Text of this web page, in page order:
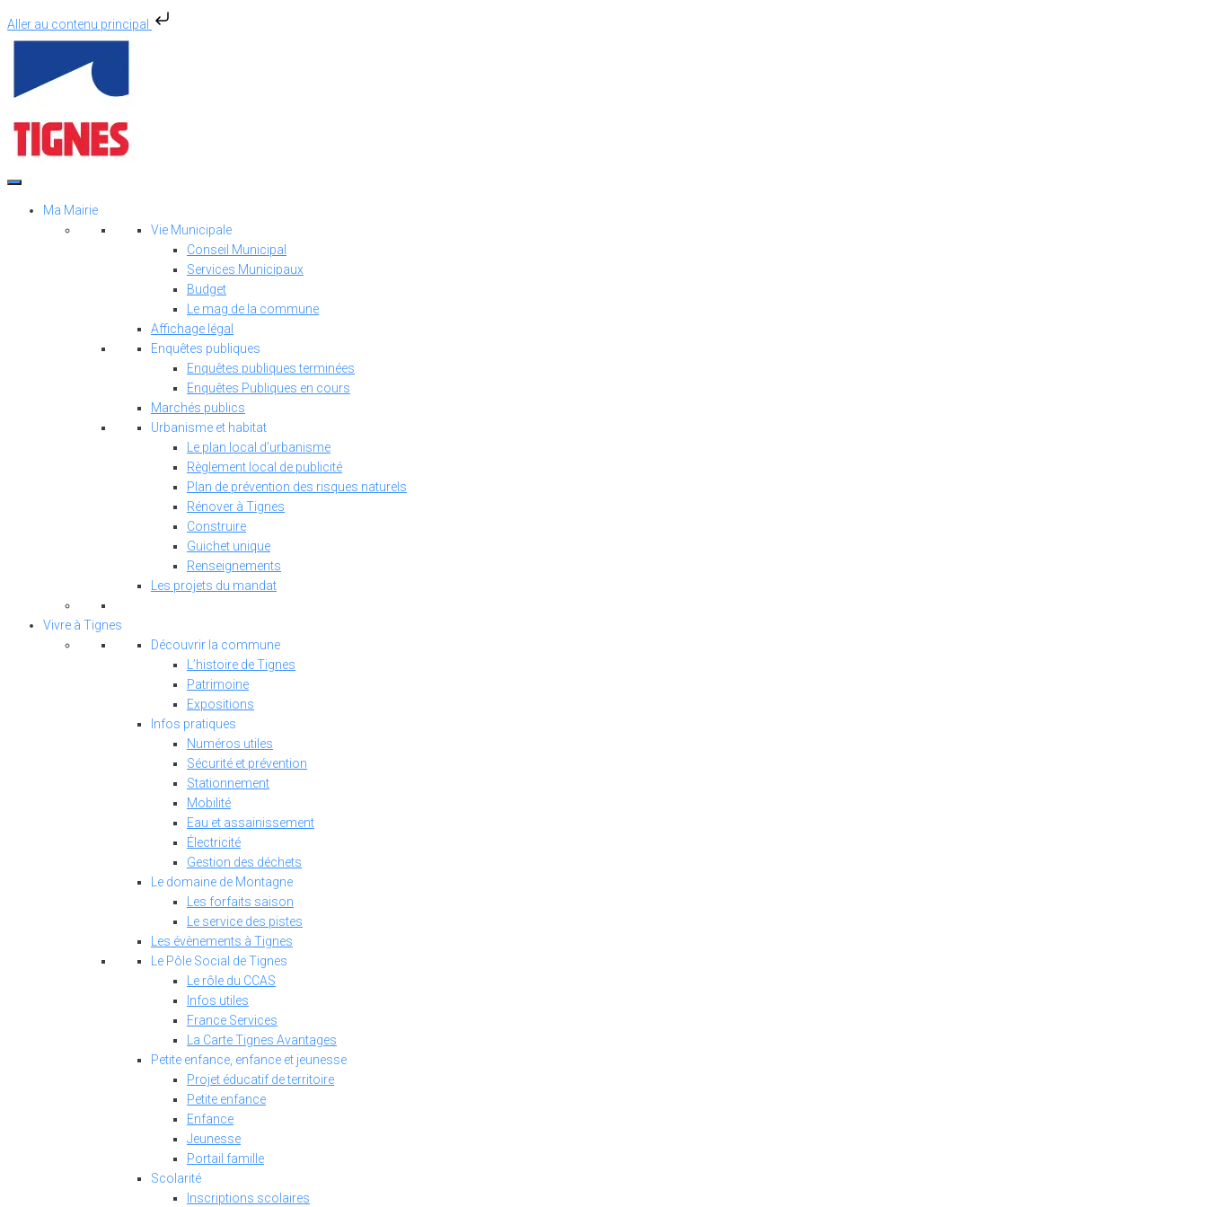
Aller au contenu principal
Aller
contenu
Ma Mairie
Vie Municipale
Conseil Municipal
Services Municipaux
Budget
Le mag de la commune
Affichage légal
Enquêtes publiques
Enquêtes publiques terminées
Enquêtes Publiques en cours
Marchés publics
Urbanisme et habitat
Le plan local d’urbanisme
Règlement local de publicité
Plan de prévention des risques naturels
Rénover à Tignes
Construire
Guichet unique
Renseignements
Les projets du mandat
Vivre à Tignes
Découvrir la commune
L’histoire de Tignes
Patrimoine
Expositions
Infos pratiques
Numéros utiles
Sécurité et prévention
Stationnement
Mobilité
Eau et assainissement
Électricité
Gestion des déchets
Le domaine de Montagne
Les forfaits saison
Le service des pistes
Les évènements à Tignes
Le Pôle Social de Tignes
Le rôle du CCAS
Infos utiles
France Services
La Carte Tignes Avantages
Petite enfance, enfance et jeunesse
Projet éducatif de territoire
Petite enfance
Enfance
Jeunesse
Portail famille
Scolarité
Inscriptions scolaires